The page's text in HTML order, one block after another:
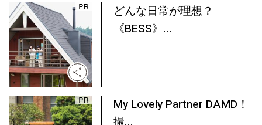
どんな日常が理想？
《BESS》...
My Lovely Partner DAMD！